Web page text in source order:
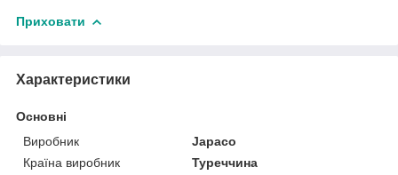
Приховати
Характеристики
Основні
Виробник
Japaco
Країна виробник
Туреччина